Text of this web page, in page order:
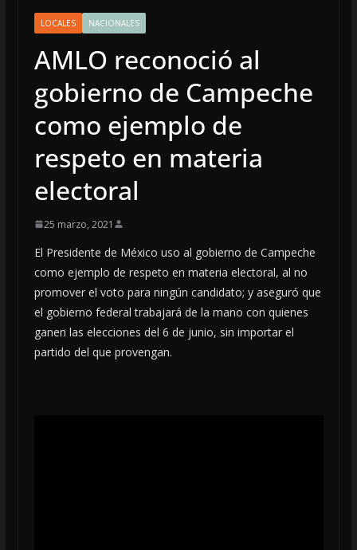
LOCALES NACIONALES
AMLO reconoció al
gobierno de Campeche
como ejemplo de
respeto en materia
electoral
25 marzo, 2021
El Presidente de México uso al gobierno de Campeche
como ejemplo de respeto en materia electoral, al no
promover el voto para ningún candidato; y aseguró que
el gobierno federal trabajará de la mano con quienes
ganen las elecciones del 6 de junio, sin importar el
partido del que provengan.